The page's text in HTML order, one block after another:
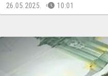
26.05.2025. 10:01